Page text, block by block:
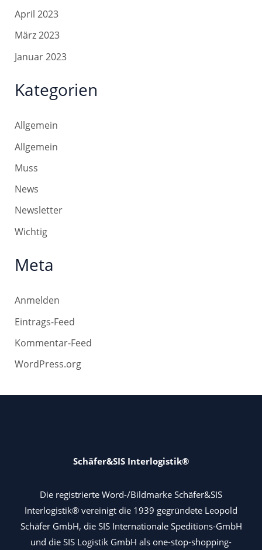
April 2023
März 2023
Januar 2023
Kategorien
Allgemein
Allgemein
Muss
News
Newsletter
Wichtig
Meta
Anmelden
Eintrags-Feed
Kommentar-Feed
WordPress.org
Schäfer&SIS Interlogistik®
Die registrierte Word-/Bildmarke Schäfer&SIS
Interlogistik® vereinigt die 1939 gegründete Leopold
Schäfer GmbH, die SIS Internationale Speditions-GmbH
und die SIS Logistik GmbH als one-stop-shopping-